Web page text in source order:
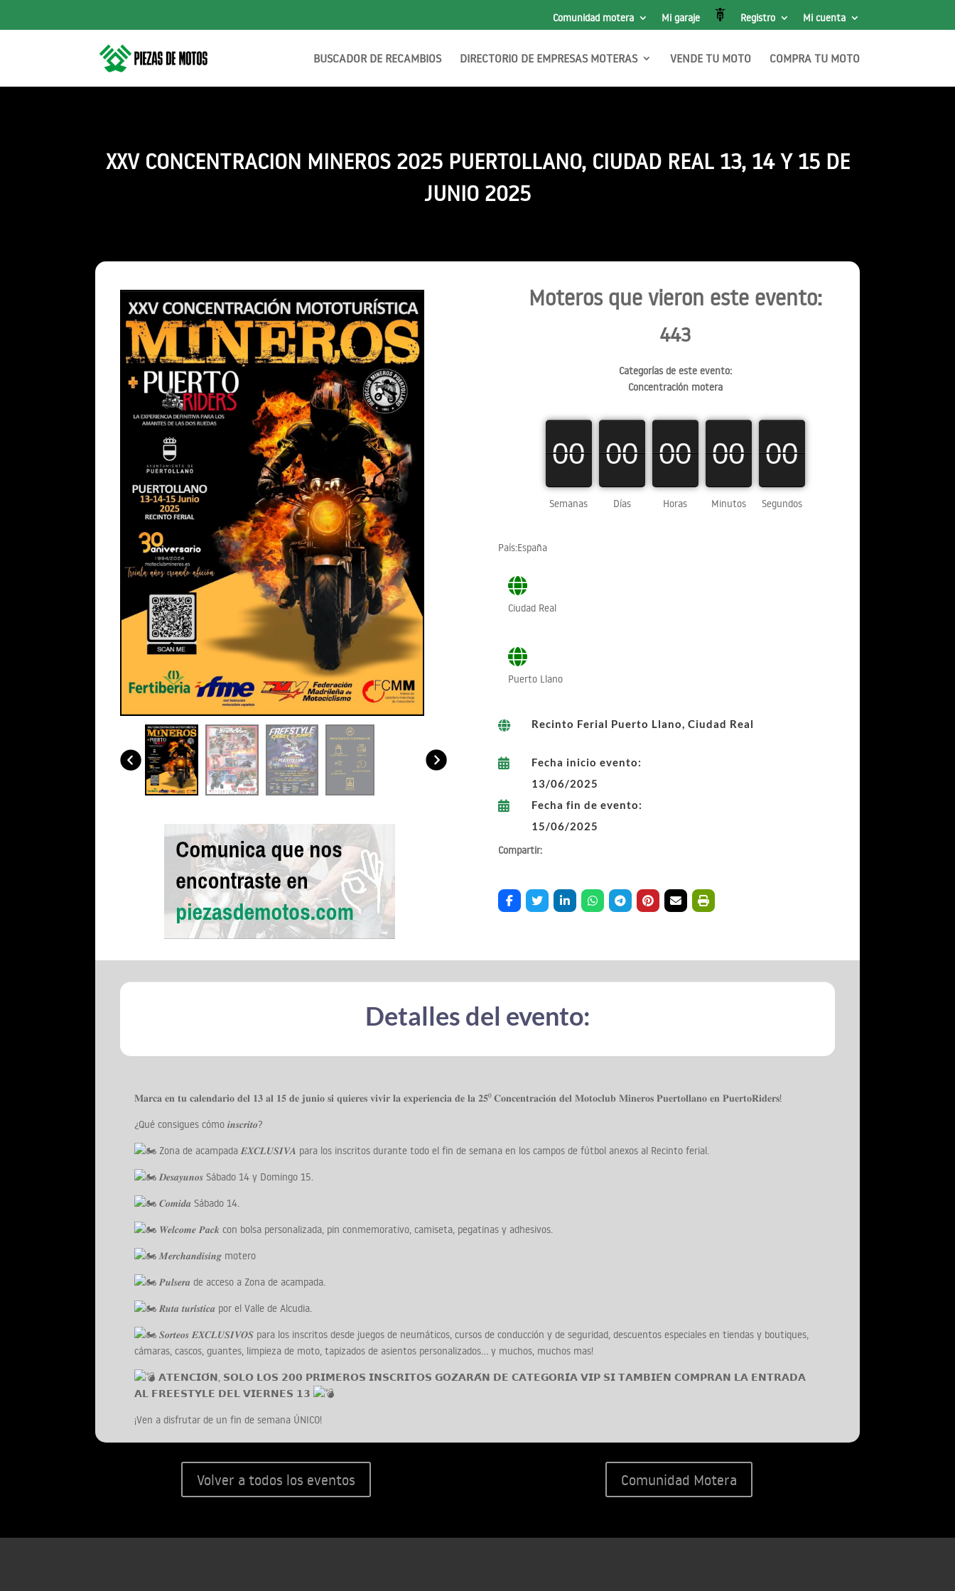
Comunidad motera Mi garaje Registro Mi cuenta
BUSCADOR DE RECAMBIOS DIRECTORIO DE EMPRESAS MOTERAS VENDE TU MOTO COMPRA TU MOTO
XXV CONCENTRACION MINEROS 2025 PUERTOLLANO, CIUDAD REAL 13, 14 Y 15 DE
JUNIO 2025
Moteros que vieron este evento:
443
Categorías de este evento:
Concentración motera
00
00
00
Semanas
00
00
00
Días
00
00
00
Horas
00
00
00
Minutos
00
00
00
Segundos
País:España
Ciudad Real
Puerto Llano
 Recinto Ferial Puerto Llano, Ciudad Real

Fecha inicio evento:
13/06/2025

Fecha fin de evento:
15/06/2025
Compartir:
Detalles del evento:
𝐌𝐚𝐫𝐜𝐚 𝐞𝐧 𝐭𝐮 𝐜𝐚𝐥𝐞𝐧𝐝𝐚𝐫𝐢𝐨 𝐝𝐞𝐥 𝟏𝟑 𝐚𝐥 𝟏𝟓 𝐝𝐞 𝐣𝐮𝐧𝐢𝐨 𝐬𝐢 𝐪𝐮𝐢𝐞𝐫𝐞𝐬 𝐯𝐢𝐯𝐢𝐫 𝐥𝐚 𝐞𝐱𝐩𝐞𝐫𝐢𝐞𝐧𝐜𝐢𝐚 𝐝𝐞 𝐥𝐚 𝟐𝟓⁰ 𝐂𝐨𝐧𝐜𝐞𝐧𝐭𝐫𝐚𝐜𝐢𝐨́𝐧 𝐝𝐞𝐥 𝐌𝐨𝐭𝐨𝐜𝐥𝐮𝐛 𝐌𝐢𝐧𝐞𝐫𝐨𝐬 𝐏𝐮𝐞𝐫𝐭𝐨𝐥𝐥𝐚𝐧𝐨 𝐞𝐧 𝐏𝐮𝐞𝐫𝐭𝐨𝐑𝐢𝐝𝐞𝐫𝐬!
¿Qué consigues cómo 𝒊𝒏𝒔𝒄𝒓𝒊𝒕𝒐?
Zona de acampada 𝑬𝑿𝑪𝑳𝑼𝑺𝑰𝑽𝑨 para los inscritos durante todo el fin de semana en los campos de fútbol anexos al Recinto ferial.
𝑫𝒆𝒔𝒂𝒚𝒖𝒏𝒐𝒔 Sábado 14 y Domingo 15.
𝑪𝒐𝒎𝒊𝒅𝒂 Sábado 14.
𝑾𝒆𝒍𝒄𝒐𝒎𝒆 𝑷𝒂𝒄𝒌 con bolsa personalizada, pin conmemorativo, camiseta, pegatinas y adhesivos.
𝑴𝒆𝒓𝒄𝒉𝒂𝒏𝒅𝒊𝒔𝒊𝒏𝒈 motero
𝑷𝒖𝒍𝒔𝒆𝒓𝒂 de acceso a Zona de acampada.
𝑹𝒖𝒕𝒂 𝒕𝒖𝒓𝒊́𝒔𝒕𝒊𝒄𝒂 por el Valle de Alcudia.
𝑺𝒐𝒓𝒕𝒆𝒐𝒔 𝑬𝑿𝑪𝑳𝑼𝑺𝑰𝑽𝑶𝑺 para los inscritos desde juegos de neumáticos, cursos de conducción y de seguridad, descuentos especiales en tiendas y boutiques,
cámaras, cascos, guantes, limpieza de moto, tapizados de asientos personalizados… y muchos, muchos mas!
𝗔𝗧𝗘𝗡𝗖𝗜𝗢́𝗡, 𝗦𝗢𝗟𝗢 𝗟𝗢𝗦 𝟮𝟬𝟬 𝗣𝗥𝗜𝗠𝗘𝗥𝗢𝗦 𝗜𝗡𝗦𝗖𝗥𝗜𝗧𝗢𝗦 𝗚𝗢𝗭𝗔𝗥𝗔́𝗡 𝗗𝗘 𝗖𝗔𝗧𝗘𝗚𝗢𝗥𝗜́𝗔 𝗩𝗜𝗣 𝗦𝗜 𝗧𝗔𝗠𝗕𝗜𝗘́𝗡 𝗖𝗢𝗠𝗣𝗥𝗔𝗡 𝗟𝗔 𝗘𝗡𝗧𝗥𝗔𝗗𝗔
𝗔𝗟 𝗙𝗥𝗘𝗘𝗦𝗧𝗬𝗟𝗘 𝗗𝗘𝗟 𝗩𝗜𝗘𝗥𝗡𝗘𝗦 𝟭𝟯
¡Ven a disfrutar de un fin de semana ÚNICO!
Volver a todos los eventos Comunidad Motera